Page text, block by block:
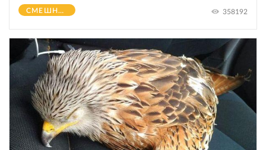
СМЕШНОЕ 358192